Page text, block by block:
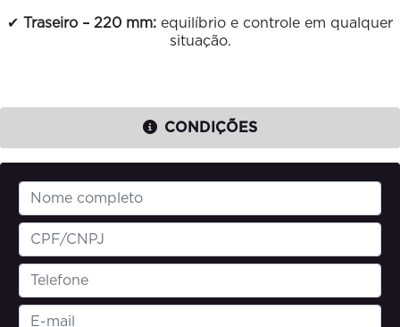
✔ Traseiro – 220 mm: equilíbrio e controle em qualquer
situação.
CONDIÇÕES